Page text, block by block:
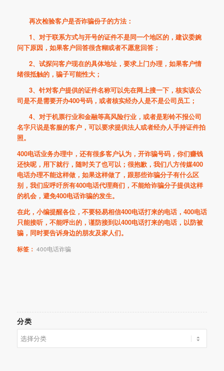
再次检验客户是否诈骗份子的方法：
1、对于联系方式与开号的证件不是同一个地区的，建议委婉
问下原因，如果客户回答很含糊或者不愿意回答；
2、试探问客户现在的具体地址，要求上门办理，如果客户情
绪很抵触的，骗子可能性大；
3、针对客户提供的证件名称可以先在网上搜一下，核实该公
司是不是需要开办400号码，或者核实经办人是不是公司员工；
4、对于机票行业和金融等高风险行业，或者是彩铃不报公司
名字只说是客服的客户，可以要求提供法人或者经办人手持证件拍
照。
400电话业务办理中，还有很多客户认为，开诈骗号码，你们赚钱
还快呢，用下就行，随时关了也可以；很抱歉，我们八方传媒400
电话办理不能这样做，如果这样做了，跟那些诈骗分子有什么区
别，我们应呼吁所有400电话代理商们，不能给诈骗分子提供这样
的机会，避免400电话诈骗的发生。
在此，小编提醒各位，不要轻易相信400电话打来的电话，400电话
只能接听，不能呼出的，谨防接到以400电话打来的电话，以防被
骗，同时要告诉身边的朋友及家人们。
标签： 400电话诈骗
分类
类